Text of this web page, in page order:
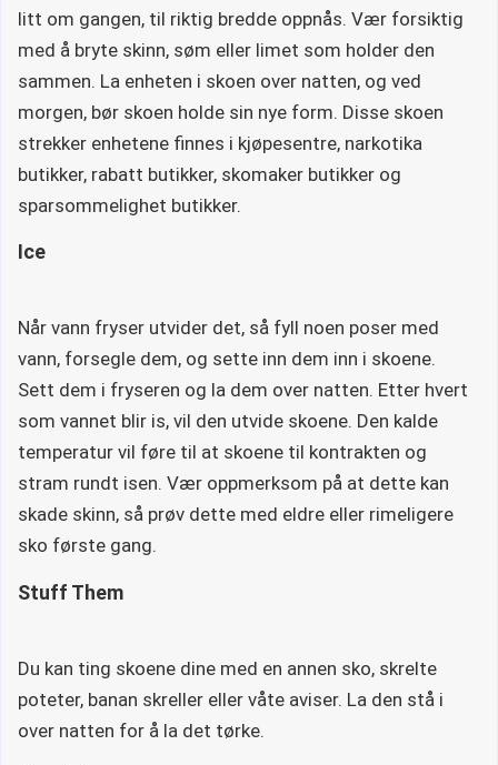
litt om gangen, til riktig bredde oppnås. Vær forsiktig
med å bryte skinn, søm eller limet som holder den
sammen. La enheten i skoen over natten, og ved
morgen, bør skoen holde sin nye form. Disse skoen
strekker enhetene finnes i kjøpesentre, narkotika
butikker, rabatt butikker, skomaker butikker og
sparsommelighet butikker.
Ice
Når vann fryser utvider det, så fyll noen poser med
vann, forsegle dem, og sette inn dem inn i skoene.
Sett dem i fryseren og la dem over natten. Etter hvert
som vannet blir is, vil den utvide skoene. Den kalde
temperatur vil føre til at skoene til kontrakten og
stram rundt isen. Vær oppmerksom på at dette kan
skade skinn, så prøv dette med eldre eller rimeligere
sko første gang.
Stuff Them
Du kan ting skoene dine med en annen sko, skrelte
poteter, banan skreller eller våte aviser. La den stå i
over natten for å la det tørke.